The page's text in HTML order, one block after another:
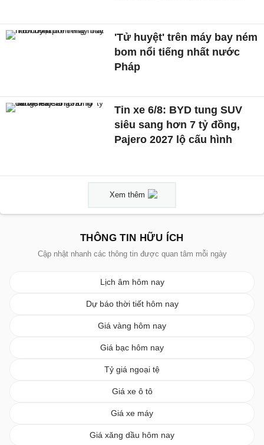
'Tử huyệt' trên máy bay ném
bom nổi tiếng nhất nước
Pháp
Tin xe 6/8: BYD tung SUV
siêu sang hơn 7 tỷ đồng,
Pajero 2027 lộ cấu hình
Xem thêm
THÔNG TIN HỮU ÍCH
Cập nhật nhanh các thông tin được quan tâm mỗi ngày
Lịch âm hôm nay
Dự báo thời tiết hôm nay
Giá vàng hôm nay
Giá bạc hôm nay
Tỷ giá ngoại tệ
Giá xe ô tô
Giá xe máy
Giá xăng dầu hôm nay